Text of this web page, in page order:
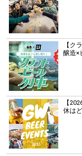
【ク
醸造×
【
休は